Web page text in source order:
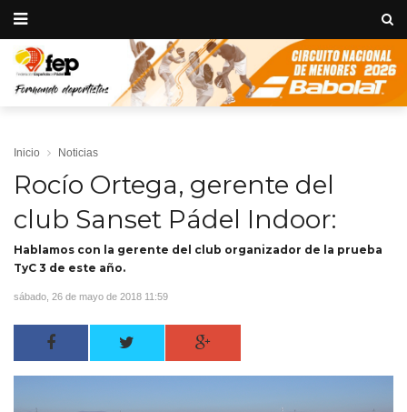
Inicio Noticias
Rocío Ortega, gerente del
club Sanset Pádel Indoor:
Hablamos con la gerente del club organizador de la prueba
TyC 3 de este año.
sábado, 26 de mayo de 2018 11:59